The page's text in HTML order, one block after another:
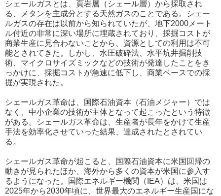
シェールガスとは、頁岩層（シェール層）から採取され
る、メタンを主成分とする天然ガスのことである。シェー
ルガスの存在は以前から知られていたが、地下2000メート
ル付近の非常に深い場所に埋蔵されており、採掘コストが
商業生産に見合わないことから、資源としての利用は不可
能とされてきた。しかし、水圧破砕法、水平坑井掘削技
術、マイクロサイズミックなどの技術が発達したことをき
っかけに、採掘コストが急速に低下し、商業ベースでの採
掘が実現された。
シェールガス革命は、国際石油資本（石油メジャー）では
なく、中小企業の技術が主体となって起こったという特徴
がある。シェールガス革命は、生産者が長年をかけて生産
手法を効率化させていった結果、達成されたとされてい
る。
シェールガス革命が起こると、国際石油資本に米国回帰の
動きが見られたほか、海外から多くの資本が米国に参入す
るようになった。国際エネルギー機関（IEA）は、米国は
2025年から2030年頃に、世界最大のエネルギー生産国にな